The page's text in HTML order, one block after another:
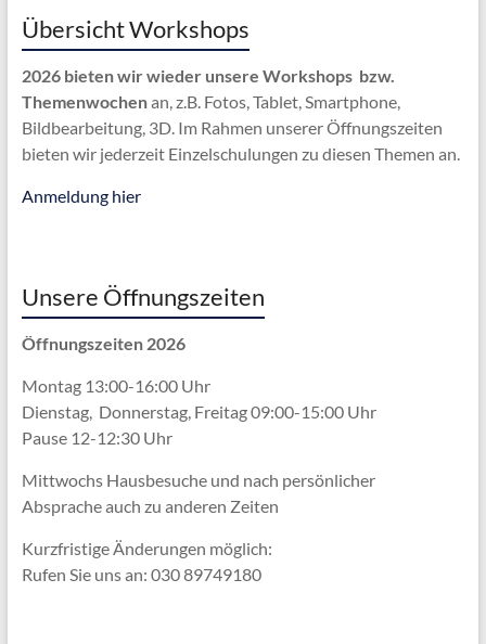
Übersicht Workshops
2026 bieten wir wieder unsere Workshops bzw.
Themenwochenan, z.B. Fotos, Tablet, Smartphone,
Bildbearbeitung, 3D. Im Rahmen unserer Öffnungszeiten
bieten wir jederzeit Einzelschulungen zu diesen Themen an.
Anmeldung hier
Unsere Öffnungszeiten
Öffnungszeiten 2026
Montag 13:00-16:00 Uhr
Dienstag, Donnerstag, Freitag 09:00-15:00 Uhr
Pause 12-12:30 Uhr
Mittwochs Hausbesuche und nach persönlicher
Abspracheauch zu anderen Zeiten
Kurzfristige Änderungen möglich:
Rufen Sie uns an: 030 89749180